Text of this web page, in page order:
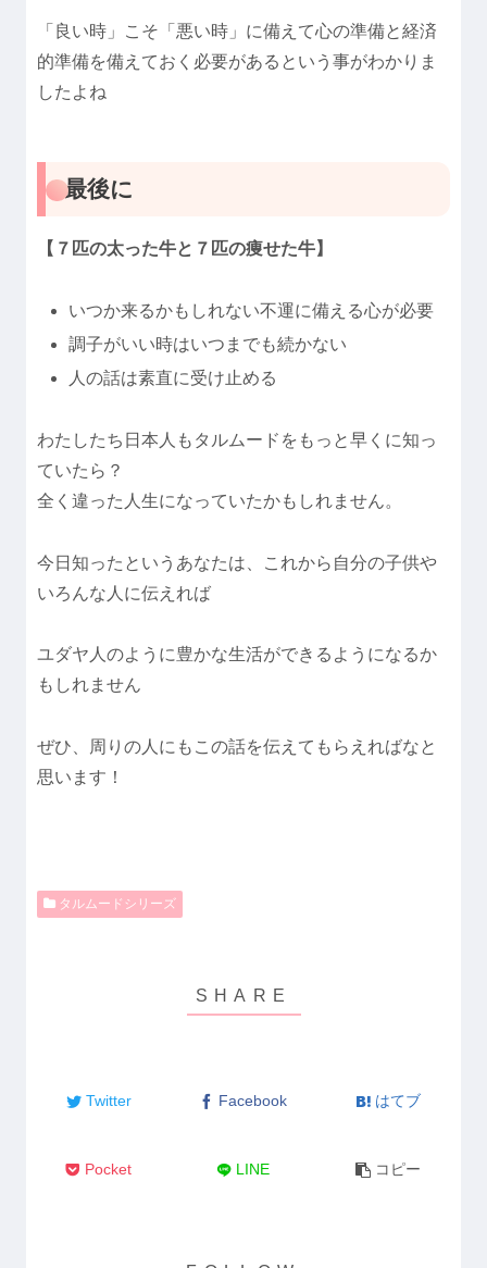
「良い時」こそ「悪い時」に備えて心の準備と経済
的準備を備えておく必要があるという事がわかりま
したよね
最後に
【７匹の太った牛と７匹の痩せた牛】
いつか来るかもしれない不運に備える心が必要
調子がいい時はいつまでも続かない
人の話は素直に受け止める
わたしたち日本人もタルムードをもっと早くに知っ
ていたら？
全く違った人生になっていたかもしれません。
今日知ったというあなたは、これから自分の子供や
いろんな人に伝えれば
ユダヤ人のように豊かな生活ができるようになるか
もしれません
ぜひ、周りの人にもこの話を伝えてもらえればなと
思います！
タルムードシリーズ
Twitter Facebook はてブ
Pocket LINE コピー